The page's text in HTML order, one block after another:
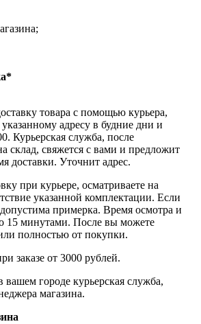
товара с помощью курьера,
адресу в будние дни и
Курьерская служба, после
склад, свяжется с вами и предложит
доставки. Уточнит адрес.
при курьере, осматриваете на
указанной комплектации. Если
примерка. Время осмотра и
15 минутами. После вы можете
полностью от покупки.
заказе от 3000 рублей.
вашем городе курьерская служба,
магазина.